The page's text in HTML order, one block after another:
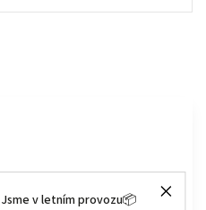
v letním provozu📦